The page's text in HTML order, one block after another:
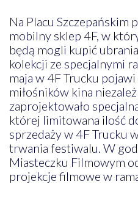
Na Placu Szczepańskim
mobilny sklep 4F, w
będą mogli kupić
kolekcji ze specjalnymi
maja w 4F Trucku
miłośników kina
zaprojektowało
której limitowana ilość
sprzedaży w 4F Trucku
trwania festiwalu. W
Miasteczku Filmowym
projekcje filmowe w